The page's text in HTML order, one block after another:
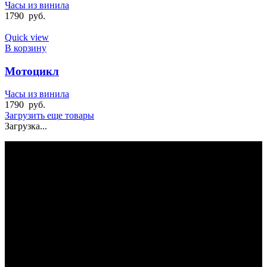
Часы из винила
1790 руб.
Quick view
В корзину
Мотоцикл
Часы из винила
1790 руб.
Загрузить еще товары
Загрузка...